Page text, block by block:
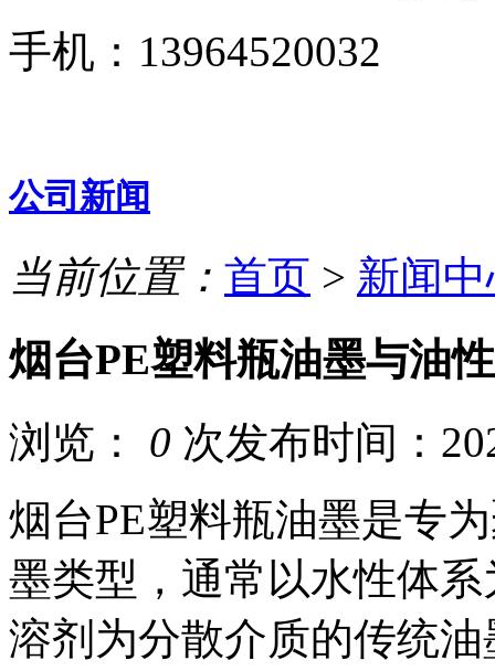
手机：13964520032
公司新闻
当前位置： 首页 > 新闻
烟台PE塑料瓶油墨与油
浏览：
0 次发布时间：
烟台PE塑料瓶油墨是专
墨类型，通常以水性体
溶剂为分散介质的传统